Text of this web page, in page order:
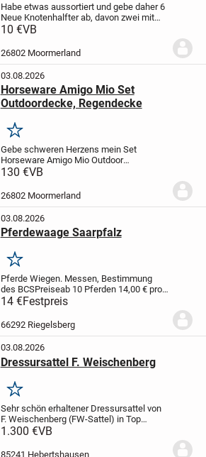
Habe etwas aussortiert und gebe daher 6
Neue Knotenhalfter ab, davon zwei mit
Ringen. Größe VB/WB. Diese lagen nicht
sind teils sogar noch verpackt.
10 €VB
26802 Moormerland
03.08.2026
Horseware Amigo Mio Set
Outdoordecke, Regendecke
Merken
Gebe schweren Herzens mein Set
Horseware Amigo Mio Outdoor
Regendecken ab.
gerne nochmal genau messen. Die ältere
130 €VB
26802 Moormerland
03.08.2026
Pferdewaage Saarpfalz
Merken
Pferde Wiegen. Messen, Bestimmung
des BCSPreiseab 10 Pferden 14,00 € pro
Pferd3 bis 9 Pferde 17,00 € pro Pferd
2 Pferde 20,00 € pro Pferd
14 €Festpreis
66292 Riegelsberg
03.08.2026
Dressursattel F. Weischenberg
Merken
Sehr schön erhaltener Dressursattel von
F. Weischenberg (FW-Sattel) in Top
Zustand. Der Sattel wurde 1 1/2 Jahre
zeigen auch die Fotos. Sitzfläche 17"
1.300 €VB
85241 Hebertshausen